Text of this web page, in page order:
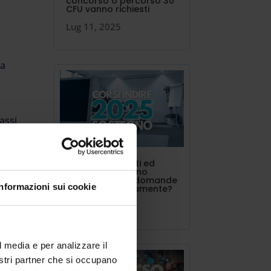
sui cookie
e per analizzare il
partner che si occupano
CFU vanno richiesti
Lug 11, 2025
INDIRE triennalisti ed
estero. Si possono
presentare più domande
contemporaneamente?
Lug 10, 2025